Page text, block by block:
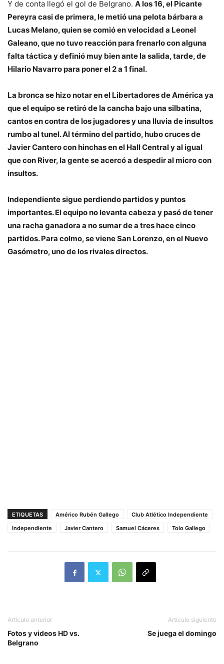
Y de conta llegó el gol de Belgrano. A los 16, el Picante
Pereyra casi de primera, le metió una pelota bárbara a
Lucas Melano, quien se comió en velocidad a Leonel
Galeano, que no tuvo reacción para frenarlo con alguna
falta táctica y definió muy bien ante la salida, tarde, de
Hilario Navarro para poner el 2 a 1 final.
La bronca se hizo notar en el Libertadores de América ya
que el equipo se retiró de la cancha bajo una silbatina,
cantos en contra de los jugadores y una lluvia de insultos
rumbo al tunel. Al término del partido, hubo cruces de
Javier Cantero con hinchas en el Hall Central y al igual
que con River, la gente se acercó a despedir al micro con
insultos.
Independiente sigue perdiendo partidos y puntos
importantes. El equipo no levanta cabeza y pasó de tener
una racha ganadora a no sumar de a tres hace cinco
partidos. Para colmo, se viene San Lorenzo, en el Nuevo
Gasómetro, uno de los rivales directos.
ETIQUETAS Américo Rubén Gallego
Club Atlético Independiente
Independiente
Javier Cantero Samuel Cáceres Tolo Gallego
Artículo anterior
Fotos y videos HD vs.
Belgrano
Artículo siguiente
Se juega el domingo